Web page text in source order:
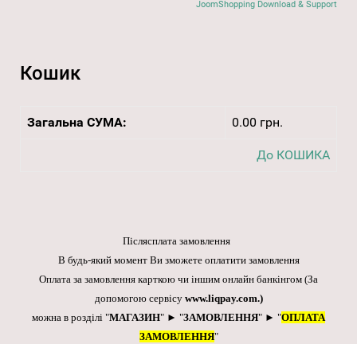
JoomShopping Download & Support
Кошик
Загальна СУМА: 0.00 грн.
До КОШИКА
Післясплата замовлення
В будь-який момент Ви зможете оплатити замовлення
Оплата за замовлення карткою чи іншим онлайн банкінгом (За
допомогою сервісу www.liqpay.com.)
можна в розділі "МАГАЗИН" ► "ЗАМОВЛЕННЯ" ► "ОПЛАТА
ЗАМОВЛЕННЯ"